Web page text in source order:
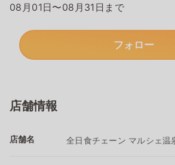
08月01日〜08月31日まで
フォロー
店舗情報
店舗名 全日食チェーン マルシェ温